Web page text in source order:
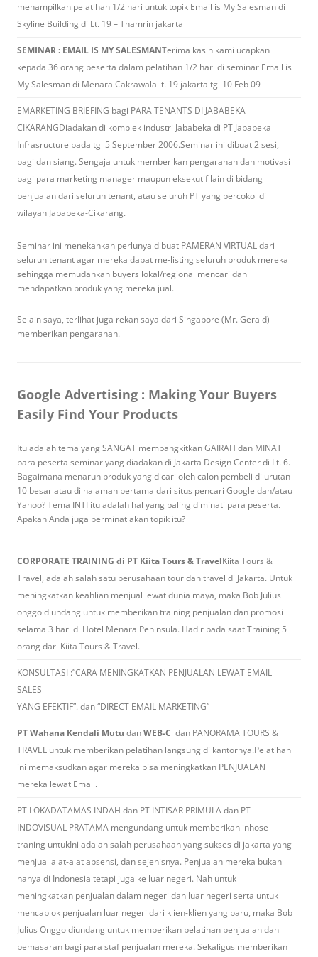
menampilkan pelatihan 1/2 hari untuk topik Email is My Salesman di
Skyline Building di Lt. 19 – Thamrin jakarta
SEMINAR : EMAIL IS MY SALESMANTerima kasih kami ucapkan
kepada 36 orang peserta dalam pelatihan 1/2 hari di seminar Email is
My Salesman di Menara Cakrawala lt. 19 jakarta tgl 10 Feb 09
EMARKETING BRIEFING bagi PARA TENANTS DI JABABEKA
CIKARANGDiadakan di komplek industri Jababeka di PT Jababeka
Infrasructure pada tgl 5 September 2006.Seminar ini dibuat 2 sesi,
pagi dan siang. Sengaja untuk memberikan pengarahan dan motivasi
bagi para marketing manager maupun eksekutif lain di bidang
penjualan dari seluruh tenant, atau seluruh PT yang bercokol di
wilayah Jababeka-Cikarang.
Seminar ini menekankan perlunya dibuat PAMERAN VIRTUAL dari
seluruh tenant agar mereka dapat me-listing seluruh produk mereka
sehingga memudahkan buyers lokal/regional mencari dan
mendapatkan produk yang mereka jual.
Selain saya, terlihat juga rekan saya dari Singapore (Mr. Gerald)
memberikan pengarahan.
Google Advertising : Making Your Buyers
Easily Find Your Products
Itu adalah tema yang SANGAT membangkitkan GAIRAH dan MINAT
para peserta seminar yang diadakan di Jakarta Design Center di Lt. 6.
Bagaimana menaruh produk yang dicari oleh calon pembeli di urutan
10 besar atau di halaman pertama dari situs pencari Google dan/atau
Yahoo? Tema INTI itu adalah hal yang paling diminati para peserta.
Apakah Anda juga berminat akan topik itu?
CORPORATE TRAINING di PT Kiita Tours & TravelKiita Tours &
Travel, adalah salah satu perusahaan tour dan travel di Jakarta. Untuk
meningkatkan keahlian menjual lewat dunia maya, maka Bob Julius
onggo diundang untuk memberikan training penjualan dan promosi
selama 3 hari di Hotel Menara Peninsula. Hadir pada saat Training 5
orang dari Kiita Tours & Travel.
KONSULTASI :”CARA MENINGKATKAN PENJUALAN LEWAT EMAIL
SALES
YANG EFEKTIF”. dan “DIRECT EMAIL MARKETING”
PT Wahana Kendali Mutu danWEB-C dan PANORAMA TOURS &
TRAVEL untuk memberikan pelatihan langsung di kantornya.Pelatihan
ini memaksudkan agar mereka bisa meningkatkan PENJUALAN
mereka lewat Email.
PT LOKADATAMAS INDAH dan PT INTISAR PRIMULA dan PT
INDOVISUAL PRATAMA mengundang untuk memberikan inhose
traning untukIni adalah salah perusahaan yang sukses di jakarta yang
menjual alat-alat absensi, dan sejenisnya. Penjualan mereka bukan
hanya di Indonesia tetapi juga ke luar negeri. Nah untuk
meningkatkan penjualan dalam negeri dan luar negeri serta untuk
mencaplok penjualan luar negeri dari klien-klien yang baru, maka Bob
Julius Onggo diundang untuk memberikan pelatihan penjualan dan
pemasaran bagi para staf penjualan mereka. Sekaligus memberikan